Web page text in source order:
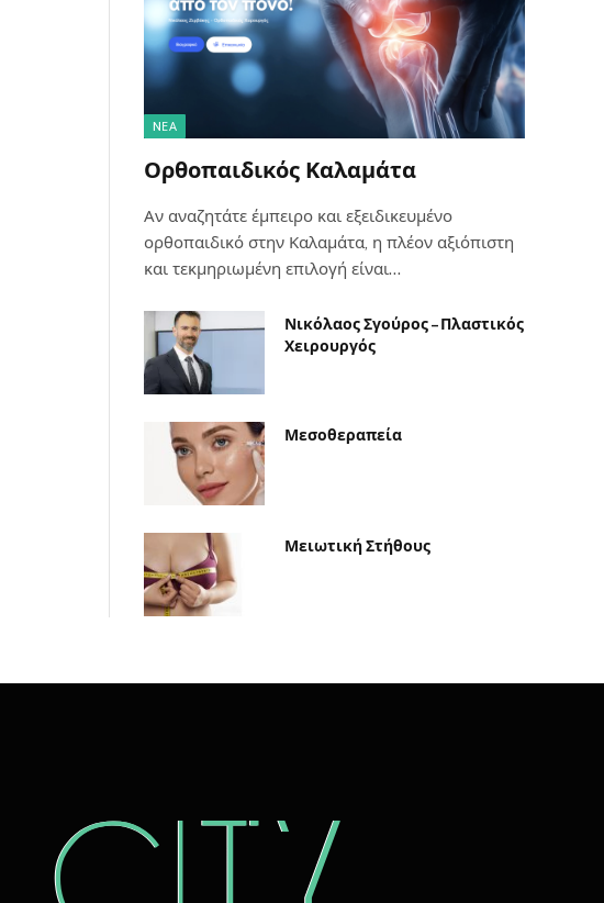
NΈΑ
Ορθοπαιδικός Καλαμάτα
Αν αναζητάτε έμπειρο και εξειδικευμένο
ορθοπαιδικό στην Καλαμάτα, η πλέον αξιόπιστη
και τεκμηριωμένη επιλογή είναι…
Νικόλαος Σγούρος – Πλαστικός
Χειρουργός
Μεσοθεραπεία
Μειωτική Στήθους